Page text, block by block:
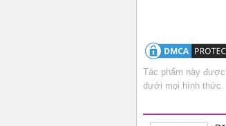
Tác phẩm này
dưới mọi hình thức.